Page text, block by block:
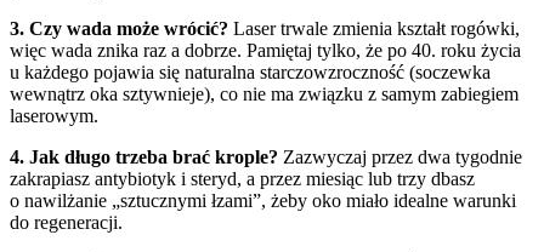
3. Czy wada może wrócić? Laser trwale zmienia kształt rogówki,
więc wada znika raz a dobrze. Pamiętaj tylko, że po 40. roku życia
u każdego pojawia się naturalna starczowzroczność (soczewka
wewnątrz oka sztywnieje), co nie ma związku z samym zabiegiem
laserowym.
4. Jak długo trzeba brać krople? Zazwyczaj przez dwa tygodnie
zakrapiasz antybiotyk i steryd, a przez miesiąc lub trzy dbasz
o nawilżanie „sztucznymi łzami”, żeby oko miało idealne warunki
do regeneracji.